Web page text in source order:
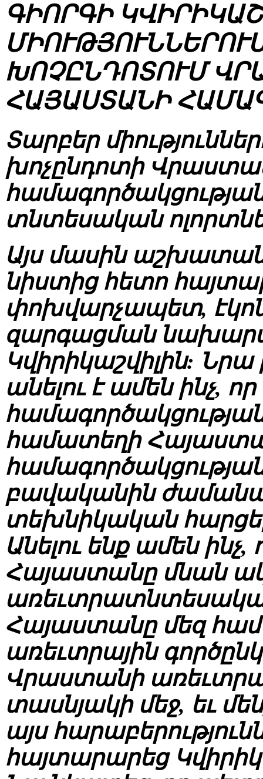
ԳԻՈՐԳԻ
ԽՈՉԸՆԴՈՏՈՒՄ
ՀԱՅԱՍՏԱՆԻ
Տարբեր
խոչընդոտի
տնտեսական
Այս մասին
նիստից հետո
փոխվարչապետ,
զարգացման
Կվիրիկաշվիլին:
անելու է ամեն ինչ,
համատեղի
բավականին
տեխնիկական
Անելու ենք ամեն
Հայաստանը մնան
Հայաստանը մեզ
առեւտրային
Վրաստանի
տասնյակի մեջ, եւ
այս
հայտարարեց